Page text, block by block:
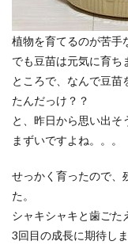
植物を育てるのが苦手
でも豆苗は元気に育ち
ところで、なんで豆苗
たんだっけ？？
と、昨日から思い出そ
まずいですよね。。。
せっかく育ったので、
た。
シャキシャキと歯ごた
3回目の成長に期待しま